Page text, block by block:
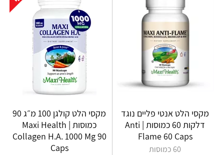
מקסי הלט אנטי פליים נוגד
דלקות 60 כמוסות | Anti
Flame 60 Caps
60 כמוסות
מקסי הלט קולגן 100 מ״ג 90
כמוסות | Maxi Health
Collagen H.A. 1000 Mg 90
Caps